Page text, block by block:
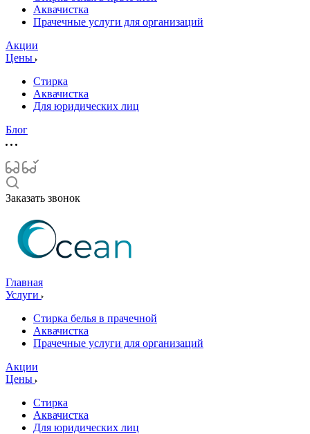
Аквачистка
Прачечные услуги для организаций
Акции
Цены
Стирка
Аквачистка
Для юридических лиц
Блог
Заказать звонок
Главная
Услуги
Стирка белья в прачечной
Аквачистка
Прачечные услуги для организаций
Акции
Цены
Стирка
Аквачистка
Для юридических лиц